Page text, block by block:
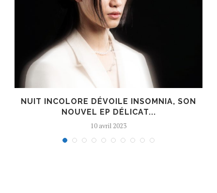
NUIT INCOLORE DÉVOILE INSOMNIA, SON
NOUVEL EP DÉLICAT...
10 avril 2023